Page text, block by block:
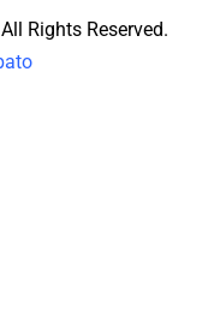
Rights Reserved.